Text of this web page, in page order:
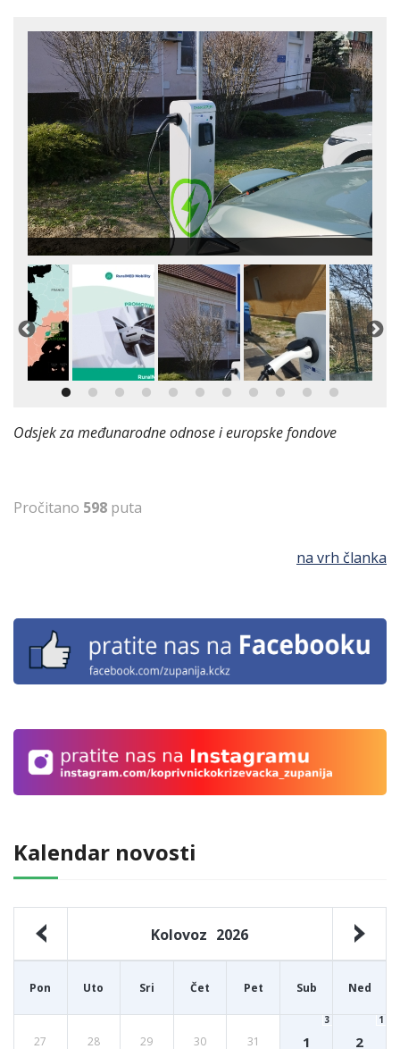
Kalendar novosti
Kolovoz 2026
Pon Uto Sri Čet Pet Sub Ned
27 28 29 30 31 1
3
2
1
Odsjek za međunarodne odnose i europske fondove
Pročitano 598 puta
na vrh članka